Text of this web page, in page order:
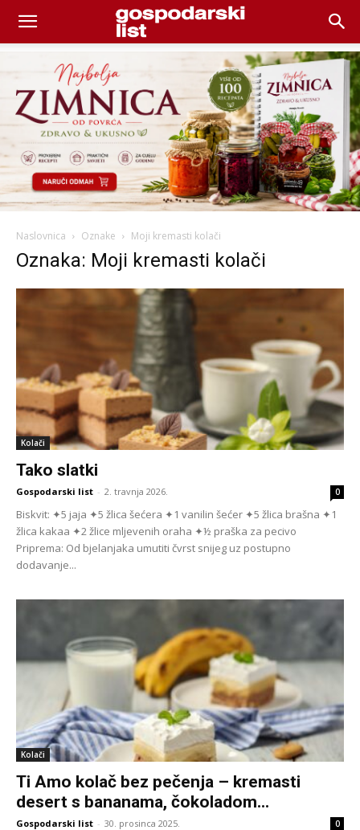
Naslovnica Oznake Moji kremasti kolači
Oznaka: Moji kremasti kolači
Kolači
Tako slatki
Gospodarski list - 2. travnja 2026. 0
Biskvit: ✦5 jaja ✦5 žlica šećera ✦1 vanilin šećer ✦5 žlica brašna ✦1
žlica kakaa ✦2 žlice mljevenih oraha ✦½ praška za pecivo
Priprema: Od bjelanjaka umutiti čvrst snijeg uz postupno
dodavanje...
Kolači
Ti Amo kolač bez pečenja – kremasti
desert s bananama, čokoladom...
Gospodarski list - 30. prosinca 2025. 0